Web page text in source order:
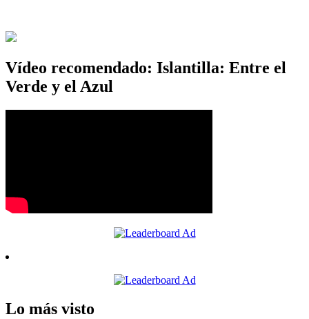
Vídeo recomendado: Islantilla: Entre el
Verde y el Azul
Lo más visto